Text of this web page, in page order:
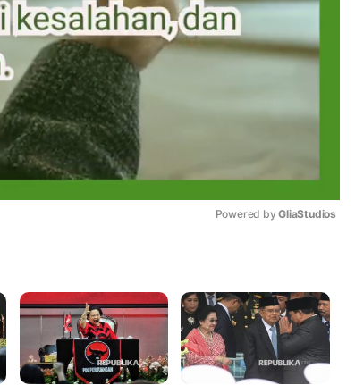
Powered by GliaStudios